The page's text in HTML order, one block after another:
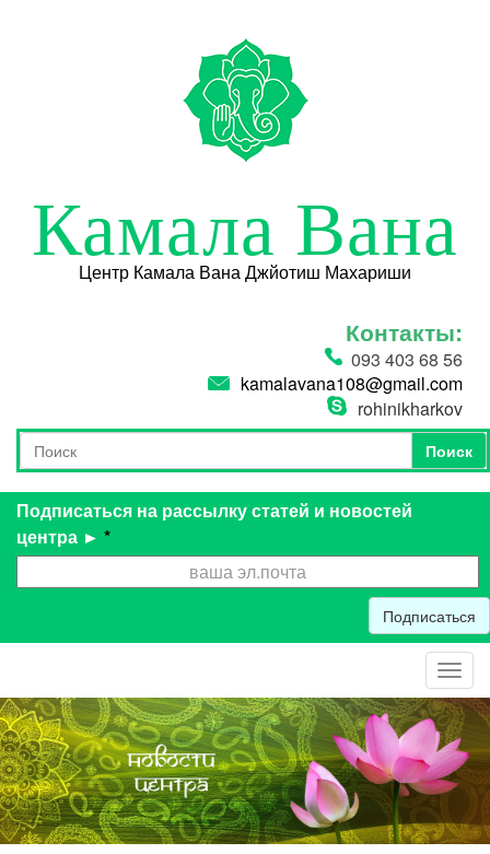
Камала Вана
Центр Камала Вана Джйотиш Махариши
Контакты:
093 403 68 56
kamalavana108@gmail.com
rohinikharkov
Форма поиска
Поиск
Поиск
Подписаться на рассылку статей и новостей
центра ► *
Подписаться